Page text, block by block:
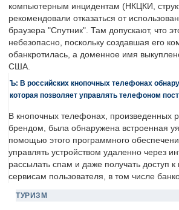
компьютерным инцидентам (НКЦКИ,
рекомендовали отказаться от
браузера "Спутник". Там допускают, что
небезопасно, поскольку создавшая его
обанкротилась, а доменное имя
США.
Ъ: В российских кнопочных телефонах
которая позволяет управлять телефоном
В кнопочных телефонах, произведенных
брендом, была обнаружена встроенная
помощью этого программного
управлять устройством удаленно через
рассылать спам и даже получать доступ
сервисам пользователя, в том числе
ТУРИЗМ